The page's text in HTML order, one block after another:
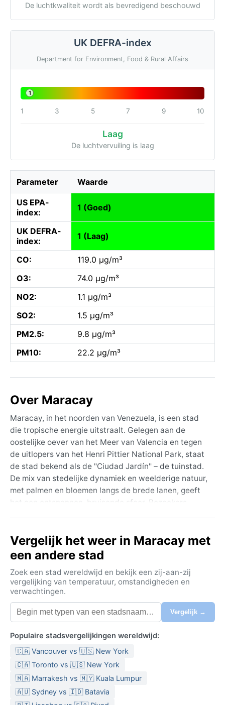
De luchtkwaliteit wordt als bevredigend beschouwd
UK DEFRA-index
Department for Environment, Food & Rural Affairs
1
1 3 5 7 9 10
Laag
De luchtvervuiling is laag
Parameter Waarde
US EPA-
index:
1 (Goed)
UK DEFRA-
index:
1 (Laag)
CO:
119.0 µg/m³
O3:
74.0 µg/m³
NO2:
1.1 µg/m³
SO2:
1.5 µg/m³
PM2.5:
9.8 µg/m³
PM10:
22.2 µg/m³
Over Maracay
Maracay, in het noorden van Venezuela, is een stad
die tropische energie uitstraalt. Gelegen aan de
oostelijke oever van het Meer van Valencia en tegen
de uitlopers van het Henri Pittier National Park, staat
de stad bekend als de "Ciudad Jardín" – de tuinstad.
De mix van stedelijke dynamiek en weelderige natuur,
met palmen en bloemen langs de brede lanen, geeft
het een ontspannen, bruisende sfeer. Bezoekers
vogeltijke nevelwouden in het nabijgelegen nationaal
park intrekken. De stad fungeert als een knooppunt
tussen de kust van de Caraïbische Zee en de
uitgestrekte vlaktes van de Llanos.
Het klimaat valt onder de Köppen-classificatie Aw,
een tropisch savanneklimaat. Dit betekent het hele
jaar door hoge temperaturen, gemiddeld rond de 27
en een natte periode. De zomer (juni tot september)
brengt de meeste regenval, met hevige, korte
tropische buien in de namiddag. De winter (december
tot februari) is aanzienlijk droger en zonniger. De
luchtvochtigheid is hoog, vooral in de regentijd. Voor
een bezoek is lichte, ademende kleding essentieel,
Vergelijk het weer in Maracay met
een andere stad
Zoek een stad wereldwijd en bekijk een zij-aan-zij
vergelijking van temperatuur, omstandigheden en
verwachtingen.
Vergelijk →
Populaire stadsvergelijkingen wereldwijd:
🇨🇦 Vancouver vs 🇺🇸 New York
🇨🇦 Toronto vs 🇺🇸 New York
🇲🇦 Marrakesh vs 🇲🇾 Kuala Lumpur
🇦🇺 Sydney vs 🇮🇩 Batavia